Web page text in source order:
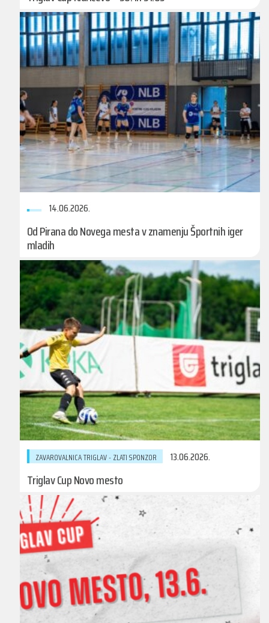
14.06.2026.
Od Pirana do Novega mesta v znamenju Športnih iger
mladih
ZAVAROVALNICA TRIGLAV - ZLATI SPONZOR 13.06.2026.
Triglav Cup Novo mesto